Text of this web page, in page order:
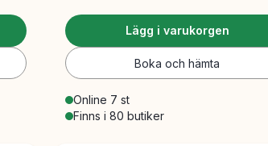
Lägg i varukorgen
Boka och hämta
Online 7 st
Finns i 80 butiker